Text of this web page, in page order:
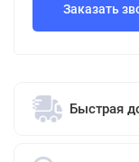
Заказать
Быстрая